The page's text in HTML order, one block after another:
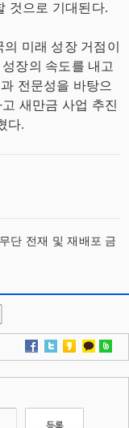
것으로 기대된다.
미래 성장 거점이
장의 속도를 내고
전문성을 바탕으
새만금 사업 추진
다.
단 전재 및 재배포 금